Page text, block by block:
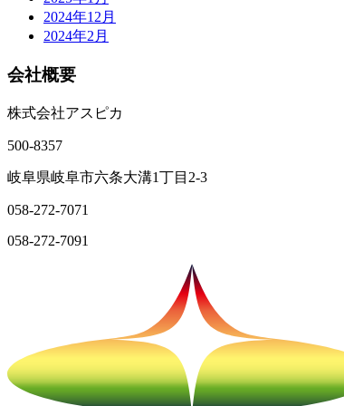
2024年12月
2024年2月
会社概要
株式会社アスピカ
500-8357
岐阜県岐阜市六条大溝1丁目2‐3
058-272-7071
058-272-7091